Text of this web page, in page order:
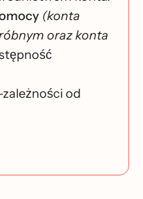
(konta
oraz konta
od